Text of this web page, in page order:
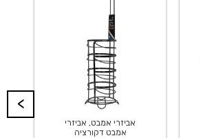
אביזרי אמבט, אביזרי
אמבט דקורציה
<